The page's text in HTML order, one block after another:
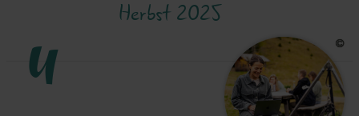
Herbst 2025